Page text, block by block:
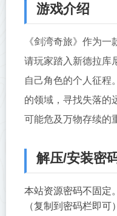
游戏介绍
《剑湾奇旅》作为一
请玩家踏入新德拉库
自己角色的个人征程
的领域，寻找失落的
可能危及万物存续的
解压/安装密
本站资源密码不固定
（复制到密码栏即可